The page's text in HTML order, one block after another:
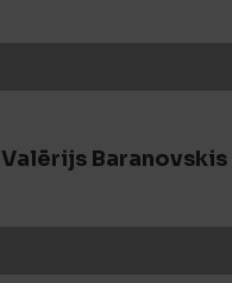
Valērijs Baranovskis